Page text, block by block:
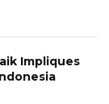
Impliques